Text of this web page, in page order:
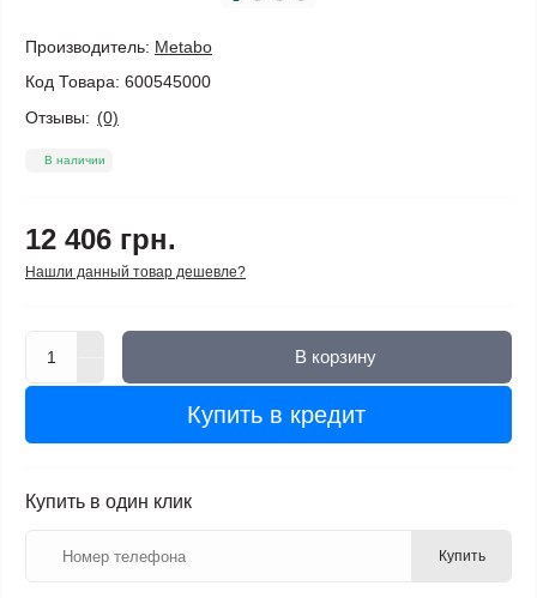
Производитель: Metabo
Код Товара: 600545000
Отзывы: (0)
В наличии
12 406 грн.
Нашли данный товар дешевле?
В корзину
Купить в кредит
Купить в один клик
Купить